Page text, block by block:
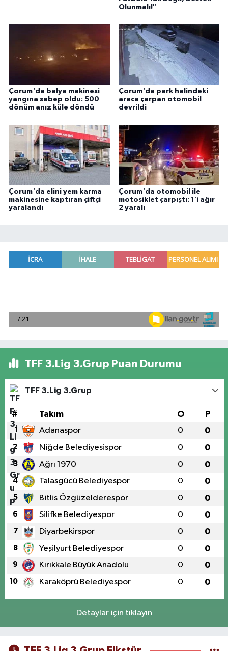
Olunmalı!"
Çorum'da balya makinesi
yangına sebep oldu: 500
dönüm anız küle döndü
Çorum'da park halindeki
araca çarpan otomobil
devrildi
Çorum'da elini yem karma
makinesine kaptıran çiftçi
yaralandı
Çorum'da otomobil ile
motosiklet çarpıştı: 1'i ağır
2 yaralı
TFF 3.Lig 3.Grup Puan Durumu
TFF 3.Lig 3.Grup
# Takım O P
1 Adanaspor 0 0
2 Niğde Belediyesispor 0 0
3 Ağrı 1970 0 0
4 Talasgücü Belediyespor 0 0
5 Bitlis Özgüzelderespor 0 0
6 Silifke Belediyespor 0 0
7 Diyarbekirspor 0 0
8 Yeşilyurt Belediyespor 0 0
9 Kırıkkale Büyük Anadolu 0 0
10 Karaköprü Belediyespor 0 0
Detaylar için tıklayın